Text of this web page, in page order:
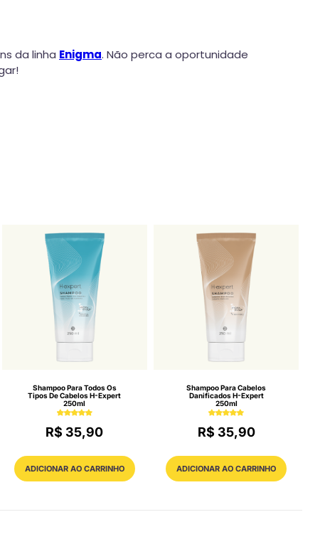
da linha Enigma. Não perca a oportunidade
Shampoo Para Todos Os
Tipos De Cabelos H-Expert
250ml
R$ 35,90
ADICIONAR AO CARRINHO
Shampoo Para Cabelos
Danificados H-Expert
250ml
R$ 35,90
ADICIONAR AO CARRINHO